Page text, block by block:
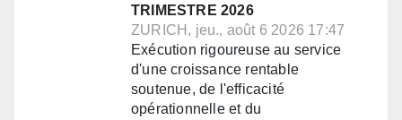
TRIMESTRE 2026
ZURICH, jeu., août 6 2026 17:47
Exécution rigoureuse au service
d'une croissance rentable
soutenue, de l'efficacité
opérationnelle et du